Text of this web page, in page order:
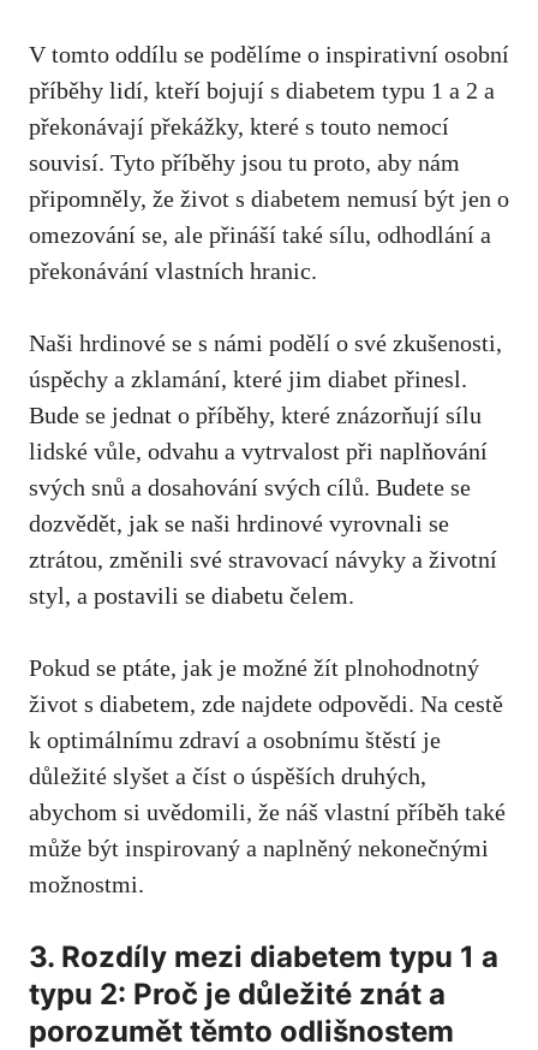
V⁣ tomto oddílu se podělíme o inspirativní osobní
příběhy lidí, kteří bojují s diabetem⁤ typu 1⁢ a 2 a
překonávají překážky, které s touto nemocí
souvisí. Tyto příběhy jsou tu proto, aby nám
připomněly, že⁤ život s⁢ diabetem nemusí být jen o
omezování se, ⁣ale přináší také sílu, ⁣odhodlání a
překonávání vlastních hranic.
Naši hrdinové se s námi ‍podělí o své zkušenosti, ​
úspěchy a zklamání, které jim diabet⁢ přinesl.
Bude se jednat o příběhy, které znázorňují sílu ​
lidské vůle, odvahu a vytrvalost při naplňování
svých snů a dosahování svých cílů. Budete se
dozvědět, jak ⁤se naši hrdinové vyrovnali se
ztrátou, změnili své stravovací ‍návyky a životní
styl, ⁢a postavili se diabetu čelem.
Pokud se⁢ ptáte, jak je možné ‌žít plnohodnotný
život s diabetem, zde najdete odpovědi. Na ⁤cestě
k optimálnímu ⁣zdraví a⁣ osobnímu štěstí⁣ je
důležité slyšet ​a číst o úspěších druhých,
abychom si​ uvědomili, že náš ⁣vlastní příběh také
může ‌být inspirovaný a⁣ naplněný nekonečnými
možnostmi.
3. Rozdíly mezi diabetem typu 1 ⁤a‌
typu 2: Proč ⁤je důležité znát a
porozumět těmto odlišnostem